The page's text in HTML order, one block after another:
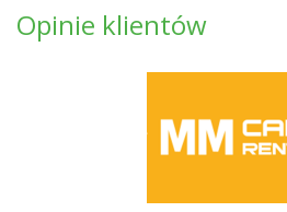
Opinie klientów